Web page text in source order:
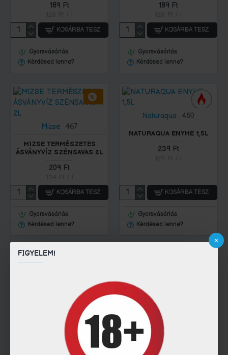
FIGYELEM!
189 Ft
KOSÁRBA TESZ
Gyorsvásárlás
Kérdésed lenne?
189 Ft
KOSÁRBA TESZ
Gyorsvásárlás
Kérdésed lenne?
Mizse 467
MIZSE TERMÉSZETES
ÁSVÁNYVÍZ SZÉNSAVAS 2L
209 Ft
KOSÁRBA TESZ
Gyorsvásárlás
Kérdésed lenne?
Naturaqua 450
NATURAQUA ENYHE 1,5L
239 Ft
KOSÁRBA TESZ
Gyorsvásárlás
Kérdésed lenne?
NATURAQUA SZÉNSAVAS
269 Ft
538 Ft / l
Naturaqua
NATURAQUA TERMÉSZETES
ÁSVÁNYVÍZ SZÉNSAVAS 1,5L
239 Ft
159 Ft / l